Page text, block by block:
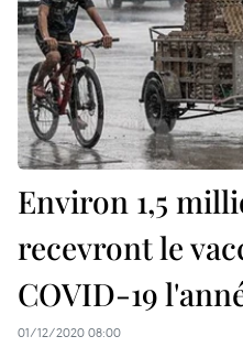
Environ 1,5
recevront le
COVID-19
01/12/2020 08:00